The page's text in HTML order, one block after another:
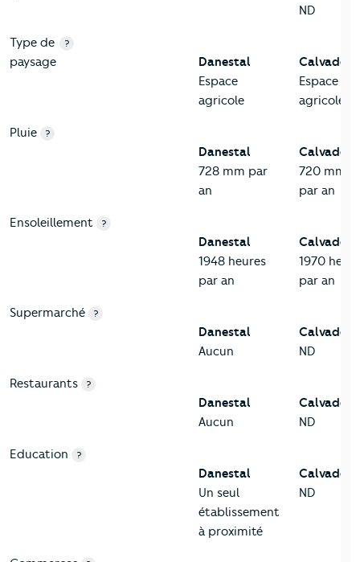
ND
Type de
paysage
?
Danestal
Espace
agricole
Calvados
Espace
agricole
Pluie ?
Danestal
728 mm par
an
Calvados
720 mm
par an
Ensoleillement ?
Danestal
1948 heures
par an
Calvados
1970
par an
Supermarché ?
Danestal
Aucun
Calvados
ND
Restaurants ?
Danestal
Aucun
Calvados
ND
Education ?
Danestal
Un seul
établissement
à proximité
Calvados
ND